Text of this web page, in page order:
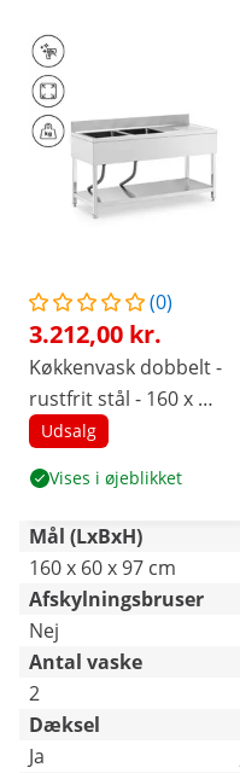
(0)
3.212,00 kr.
Køkkenvask dobbelt -
rustfrit stål - 160 x 60
cm - Royal Catering
Udsalg
Vises i øjeblikket
Mål (LxBxH)
160 x 60 x 97 cm
Afskylningsbruser
Nej
Antal vaske
2
Dæksel
Ja